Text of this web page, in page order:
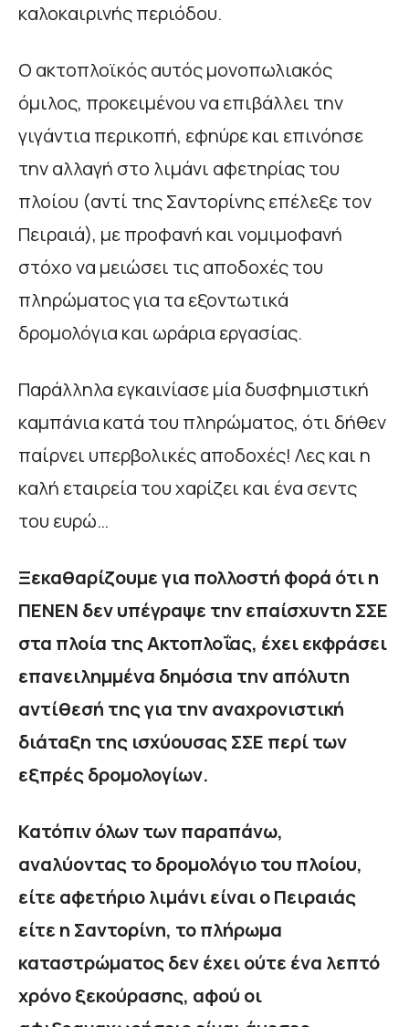
καλοκαιρινής περιόδου.
Ο ακτοπλοϊκός αυτός μονοπωλιακός
όμιλος, προκειμένου να επιβάλλει την
γιγάντια περικοπή, εφηύρε και επινόησε
την αλλαγή στο λιμάνι αφετηρίας του
πλοίου (αντί της Σαντορίνης επέλεξε τον
Πειραιά), με προφανή και νομιμοφανή
στόχο να μειώσει τις αποδοχές του
πληρώματος για τα εξοντωτικά
δρομολόγια και ωράρια εργασίας.
Παράλληλα εγκαινίασε μία δυσφημιστική
καμπάνια κατά του πληρώματος, ότι δήθεν
παίρνει υπερβολικές αποδοχές! Λες και η
καλή εταιρεία του χαρίζει και ένα σεντς
του ευρώ…
Ξεκαθαρίζουμε για πολλοστή φορά ότι η
ΠΕΝΕΝ δεν υπέγραψε την επαίσχυντη ΣΣΕ
στα πλοία της Ακτοπλοΐας, έχει εκφράσει
επανειλημμένα δημόσια την απόλυτη
αντίθεσή της για την αναχρονιστική
διάταξη της ισχύουσας ΣΣΕ περί των
εξπρές δρομολογίων.
Κατόπιν όλων των παραπάνω,
αναλύοντας το δρομολόγιο του πλοίου,
είτε αφετήριο λιμάνι είναι ο Πειραιάς
είτε η Σαντορίνη, το πλήρωμα
καταστρώματος δεν έχει ούτε ένα λεπτό
χρόνο ξεκούρασης, αφού οι